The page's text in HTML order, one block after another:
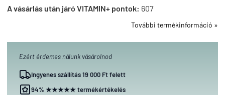
A vásárlás után járó VITAMIN+ pontok: 607
További termékinformáció »
Ezért érdemes nálunk vásárolnod
Ingyenes szállítás 19 000 Ft felett
94% ★★★★★ termékértékelés